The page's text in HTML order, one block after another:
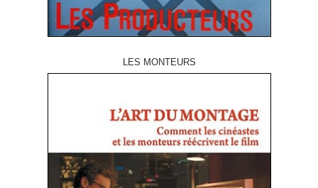
LES MONTEURS